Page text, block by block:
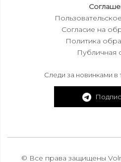
Согласие на
Политика
Публичная
Следи за новинками в
© Все права защищены